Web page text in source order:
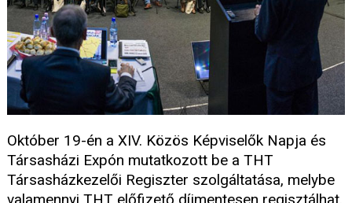
Október 19-én a XIV. Közös Képviselők Napja és
Társasházi Expón mutatkozott be a THT
Társasházkezelői Regiszter szolgáltatása, melybe
valamennyi THT előfizető díjmentesen regisztálhat.